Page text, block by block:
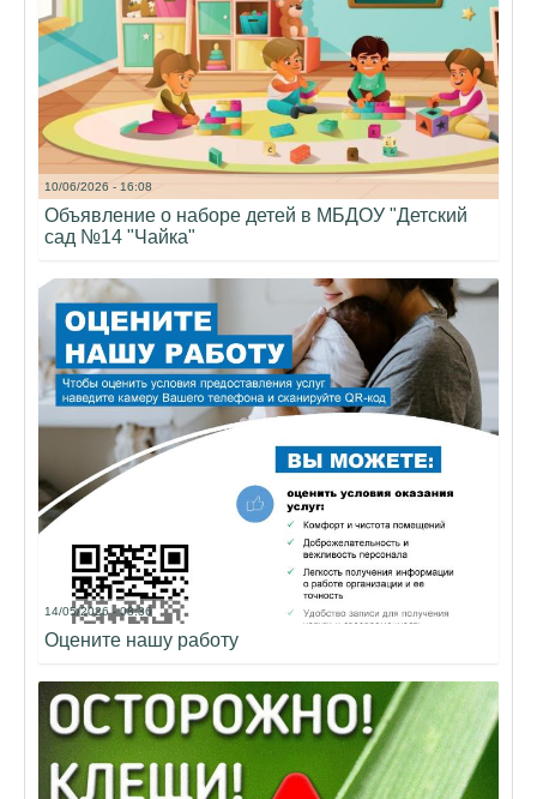
10/06/2026 - 16:08
Объявление о наборе детей в МБДОУ "Детский
сад №14 "Чайка"
14/05/2026 - 08:36
Оцените нашу работу